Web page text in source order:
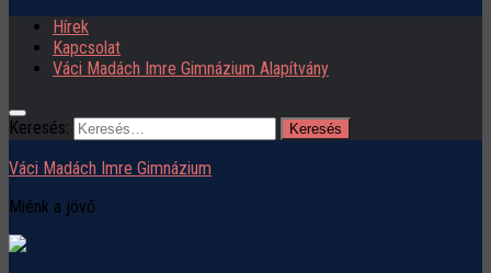
Hírek
Kapcsolat
Váci Madách Imre Gimnázium Alapítvány
Keresés:
Váci Madách Imre Gimnázium
Miénk a jövő